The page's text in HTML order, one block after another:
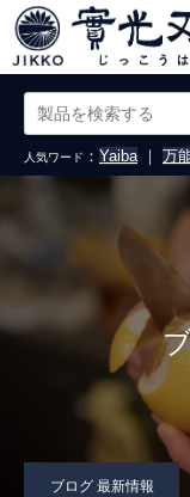
人気ワード ： Yaiba｜ 万
ブログ 最新情報